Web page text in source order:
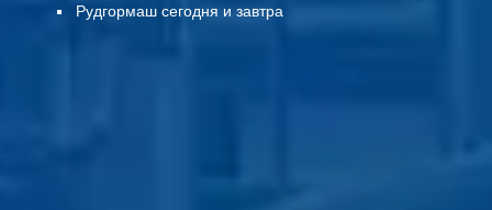
Рудгормаш сегодня и завтра